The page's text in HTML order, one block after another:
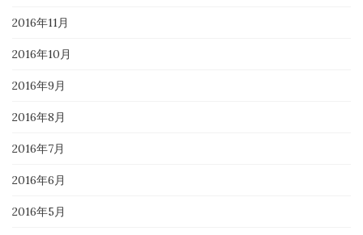
2016年11月
2016年10月
2016年9月
2016年8月
2016年7月
2016年6月
2016年5月